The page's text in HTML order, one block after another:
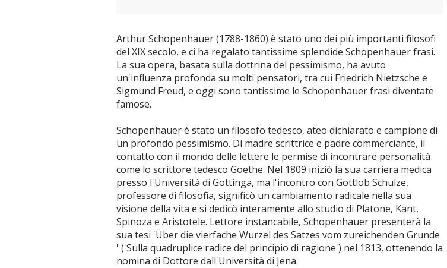
Arthur Schopenhauer (1788-1860) è stato uno dei più importanti filosofi
del XIX secolo, e ci ha regalato tantissime splendide Schopenhauer frasi.
La sua opera, basata sulla dottrina del pessimismo, ha avuto
un'influenza profonda su molti pensatori, tra cui Friedrich Nietzsche e
Sigmund Freud, e oggi sono tantissime le Schopenhauer frasi diventate
famose.
Schopenhauer è stato un filosofo tedesco, ateo dichiarato e campione di
un profondo pessimismo. Di madre scrittrice e padre commerciante, il
contatto con il mondo delle lettere le permise di incontrare personalità
come lo scrittore tedesco Goethe. Nel 1809 iniziò la sua carriera medica
presso l'Università di Gottinga, ma l'incontro con Gottlob Schulze,
professore di filosofia, significò un cambiamento radicale nella sua
visione della vita e si dedicò interamente allo studio di Platone, Kant,
Spinoza e Aristotele. Lettore instancabile, Schopenhauer presenterà la
sua tesi 'Über die vierfache Wurzel des Satzes vom zureichenden Grunde
' ('Sulla quadruplice radice del principio di ragione') nel 1813, ottenendo la
nomina di Dottore dall'Università di Jena.